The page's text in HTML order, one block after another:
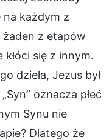
na każdym z
z etapów
kłóci się z innym.
dzieła, Jezus był
oznacza płeć
Synu nie
Dlatego że